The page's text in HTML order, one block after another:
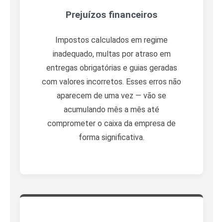
Prejuízos financeiros
Impostos calculados em regime
inadequado, multas por atraso em
entregas obrigatórias e guias geradas
com valores incorretos. Esses erros não
aparecem de uma vez — vão se
acumulando mês a mês até
comprometer o caixa da empresa de
forma significativa.